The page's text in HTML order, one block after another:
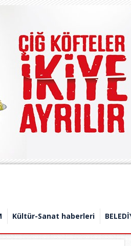
Kültür-Sanat haberleri